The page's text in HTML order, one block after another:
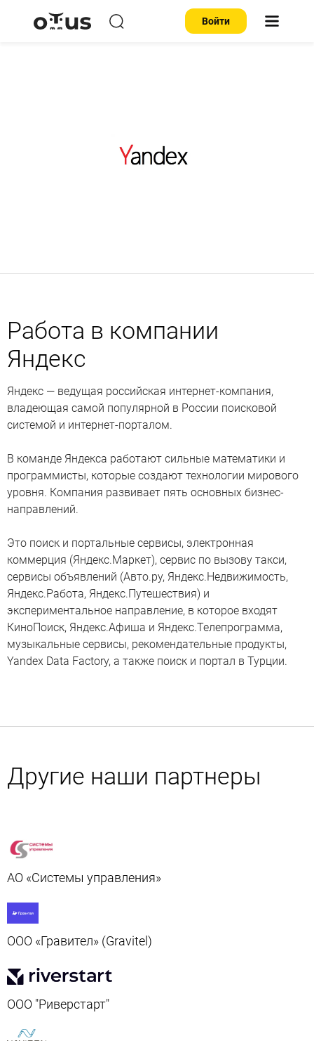
Войти
Работа в компании
Яндекс
Яндекс — ведущая российская интернет-компания,
владеющая самой популярной в России поисковой
системой и интернет-порталом.
В команде Яндекса работают сильные математики и
программисты, которые создают технологии мирового
уровня. Компания развивает пять основных бизнес-
направлений.
Это поиск и портальные сервисы, электронная
коммерция (Яндекс.Маркет), сервис по вызову такси,
сервисы объявлений (Авто.ру, Яндекс.Недвижимость,
Яндекс.Работа, Яндекс.Путешествия) и
экспериментальное направление, в которое входят
КиноПоиск, Яндекс.Афиша и Яндекс.Телепрограмма,
музыкальные сервисы, рекомендательные продукты,
Yandex Data Factory, а также поиск и портал в Турции.
Другие наши партнеры
АО «Системы управления»
ООО «Гравител» (Gravitel)
ООО "Риверстарт"